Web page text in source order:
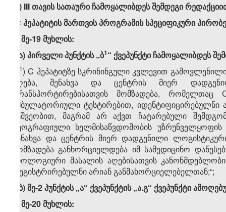
თ) IIIთავის სათაური ჩამოყალიბდეს შემდეგი
C ჰეპატიტის მართვის პროგრამის სპეციფიკური
ი) მე-19 მუხლის:
ი.ა) პირველი პუნქტის „ბ​1“ ქვეპუნქტი ჩამოყალიბდეს
​1) C ჰეპატიტზე სკრინინგული კვლევით
აღება, შენახვა და ცენტრის მიერ
ტრანსპორტირებისათვის მომზადება,
ამბულატორიული ტესტირებით, იდენტიფიცირებულნი
მეშვეობით, მაგრამ არ აქვთ ჩატარებული
გეოგრაფიული ხელმისაწვდომობის
შენახვა და ცენტრის მიერ დადგენილი
მომზადება განხორციელდება იმ სამედიცინო
ბიოლოგიური მასალის აღებისათვის
რეგისტრირებულნი არიან განმახორციელებელთან;“;
ი.ბ) მე-2 პუნქტის „ა“ ქვეპუნქტის „ა.გ“ ქვეპუნქტი
კ) მე-20 მუხლის: